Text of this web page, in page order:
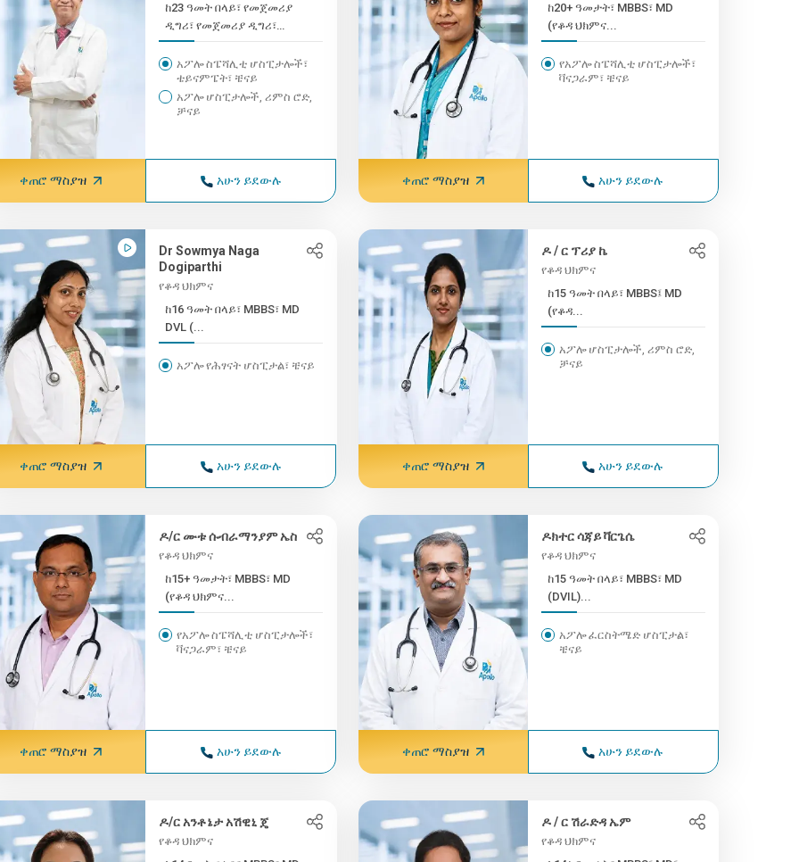
ከ23 ዓመት በላይ፣ የመጀመሪያ
ዲግሪ፣ የመጀመሪያ ዲግሪ፣
የመጀመሪያ ዲግሪ፣...
አፖሎ ስፔሻሊቲ ሆስፒታሎች፣
ቴይናምፔት፣ ቼናይ
አፖሎ ሆስፒታሎች, ሪምስ ሮድ,
ቻናይ
ቀጠሮ ማስያዝ አሁን ይደውሉ
ከ20+ ዓመታት፣ MBBS፣ MD
(የቆዳ ህክምና...
የአፖሎ ስፔሻሊቲ ሆስፒታሎች፣
ቫናጋራም፣ ቼናይ
ቀጠሮ ማስያዝ አሁን ይደውሉ
Dr Sowmya Naga
Dogiparthi
የቆዳ ህክምና
ከ16 ዓመት በላይ፣ MBBS፣ MD
DVL (...
አፖሎ የሕፃናት ሆስፒታል፣ ቼናይ
ቀጠሮ ማስያዝ አሁን ይደውሉ
ዶ / ር ፕሪያ ኬ
የቆዳ ህክምና
ከ15 ዓመት በላይ፣ MBBS፤ MD
(የቆዳ...
አፖሎ ሆስፒታሎች, ሪምስ ሮድ,
ቻናይ
ቀጠሮ ማስያዝ አሁን ይደውሉ
ዶ/ር ሙቱ ሱብራማንያም ኤስ
የቆዳ ህክምና
ከ15+ ዓመታት፣ MBBS፣ MD
(የቆዳ ህክምና...
የአፖሎ ስፔሻሊቲ ሆስፒታሎች፣
ቫናጋራም፣ ቼናይ
ቀጠሮ ማስያዝ አሁን ይደውሉ
ዶክተር ሳጃይ ቫርጌሴ
የቆዳ ህክምና
ከ15 ዓመት በላይ፣ MBBS፣ MD
(DVIL)...
አፖሎ ፈርስትሜድ ሆስፒታል፣
ቼናይ
ቀጠሮ ማስያዝ አሁን ይደውሉ
ዶ/ር አንቶኔታ አሽዊኒ ጄ
የቆዳ ህክምና
ዶ / ር ሽራድዳ ኤም
የቆዳ ህክምና